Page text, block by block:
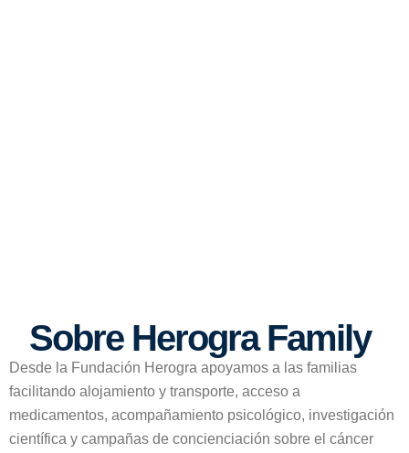
Sobre Herogra Family
Desde la Fundación Herogra apoyamos a las familias
facilitando alojamiento y transporte, acceso a
medicamentos, acompañamiento psicológico, investigación
científica y campañas de concienciación sobre el cáncer